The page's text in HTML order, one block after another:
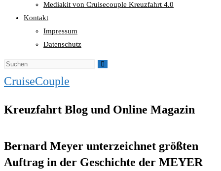
Mediakit von Cruisecouple Kreuzfahrt 4.0
Kontakt
Impressum
Datenschutz
CruiseCouple
Kreuzfahrt Blog und Online Magazin
Bernard Meyer unterzeichnet größten
Auftrag in der Geschichte der MEYER